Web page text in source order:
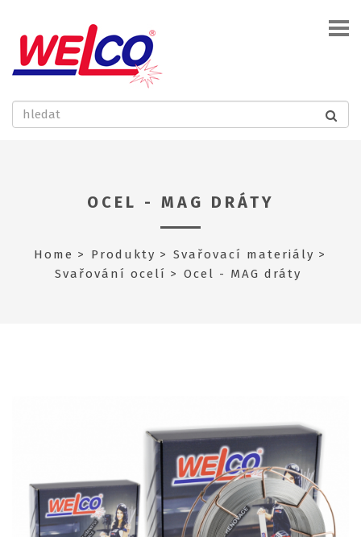
OCEL - MAG DRÁTY
Home Produkty
Svařovací materiály
Svařování ocelí
Ocel - MAG dráty